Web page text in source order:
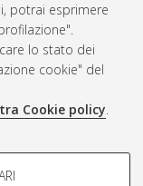
potrai esprimere
lo stato dei
cookie" del
Cookie policy.